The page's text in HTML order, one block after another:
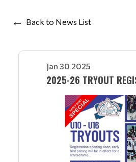
Back to News List
Jan 30 2025
2025-26 TRYOUT